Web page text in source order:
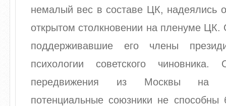
немалый вес в составе ЦК, надеялись
открытом столкновении на пленуме
поддерживавшие его члены
психологии советского чиновника.
передвижения из Москвы на
потенциальные союзники не способны